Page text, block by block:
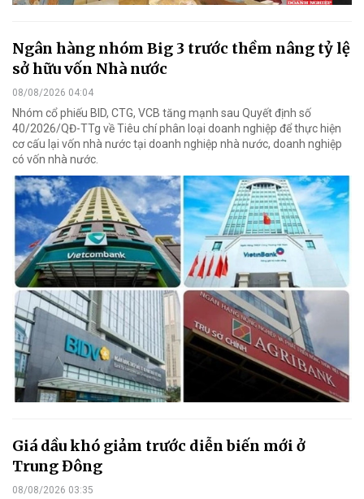
Ngân hàng nhóm Big 3 trước thềm nâng tỷ lệ
sở hữu vốn Nhà nước
08/08/2026 04:04
Nhóm cổ phiếu BID, CTG, VCB tăng mạnh sau Quyết định số
40/2026/QĐ-TTg về Tiêu chí phân loại doanh nghiệp để thực hiện
cơ cấu lại vốn nhà nước tại doanh nghiệp nhà nước, doanh nghiệp
có vốn nhà nước.
Giá dầu khó giảm trước diễn biến mới ở
Trung Đông
08/08/2026 03:35